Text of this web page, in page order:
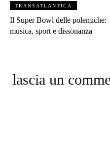
TRANSATLANTICA
Il Super Bowl delle polemiche:
musica, sport e dissonanza
lascia un